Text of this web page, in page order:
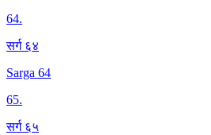
64.
सर्ग ६४
Sarga 64
65.
सर्ग ६५